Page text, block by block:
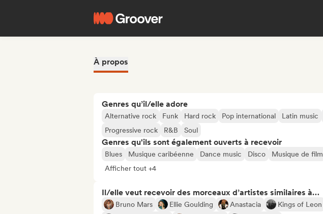
À propos
Genres qu’il/elle adore
Alternative rock Funk Hard rock Pop international Latin music
Progressive rock
R&B Soul
Genres qu'ils sont également ouverts à recevoir
Blues Musique caribéenne Dance music Disco Musique de film
Afficher tout +4
Il/elle veut recevoir des morceaux d’artistes similaires à…
Bruno Mars Ellie Goulding Anastacia Kings of Leon